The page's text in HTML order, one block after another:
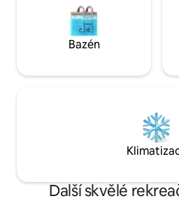
Bazén
Další skvělé